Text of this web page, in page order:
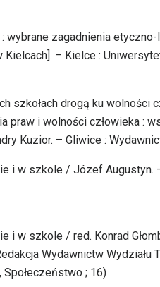
wybrane zagadnienia
– Kielce :
szkołach drogą ku
praw i wolności człowieka :
Kuzior. – Gliwice :
i w szkole / Józef Augustyn.
i w szkole / red. Konrad
Wydawnictw
Społeczeństwo ; 16)